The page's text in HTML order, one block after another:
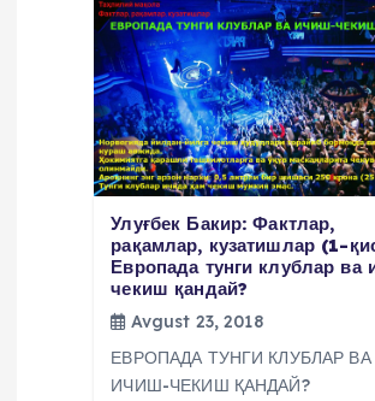
Улуғбек Бакир: Фактлар,
рақамлар, кузатишлар (1-
Европада тунги клублар ва
чекиш қандай?
Avgust 23, 2018
ЕВРОПАДА ТУНГИ КЛУБЛАР ВА
ИЧИШ-ЧЕКИШ ҚАНДАЙ?